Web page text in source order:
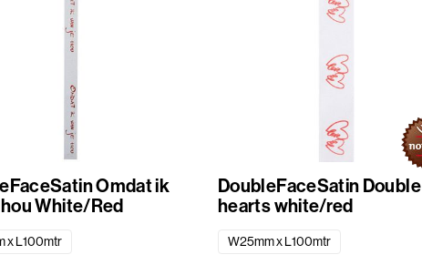
Omdat ik
van je hou White/Red
x L100mtr
DoubleFaceSatin Double
hearts white/red
W25mm x L100mtr